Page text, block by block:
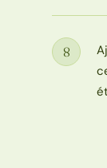
Étape
8